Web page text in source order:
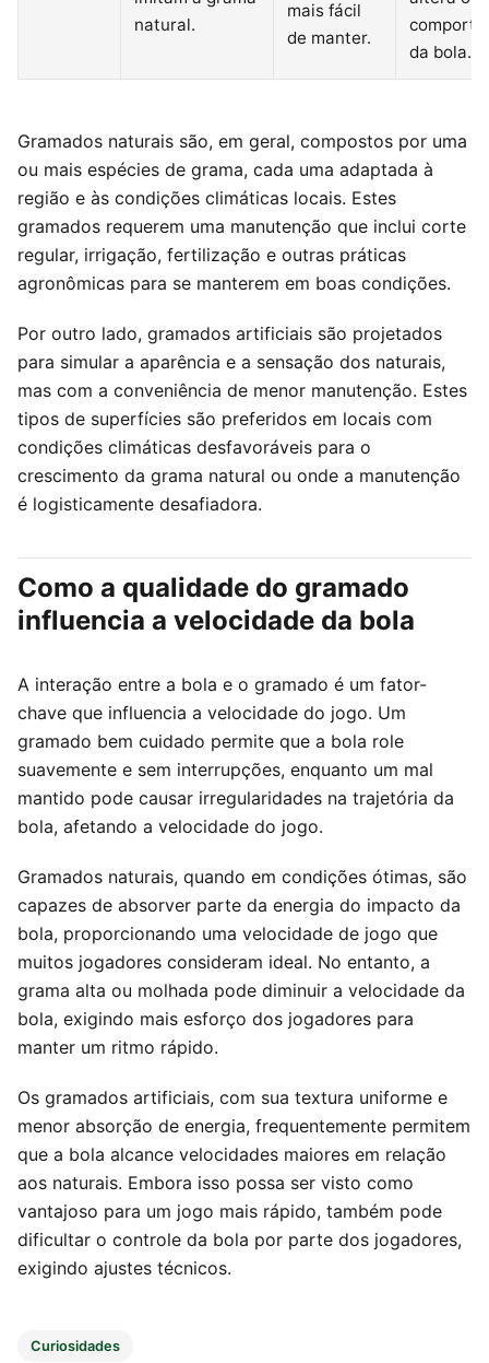
natural.
mais fácil
de manter.
da bola.
Gramados naturais são, em geral, compostos por uma
ou mais espécies de grama, cada uma adaptada à
região e às condições climáticas locais. Estes
gramados requerem uma manutenção que inclui corte
regular, irrigação, fertilização e outras práticas
agronômicas para se manterem em boas condições.
Por outro lado, gramados artificiais são projetados
para simular a aparência e a sensação dos naturais,
mas com a conveniência de menor manutenção. Estes
tipos de superfícies são preferidos em locais com
condições climáticas desfavoráveis para o
crescimento da grama natural ou onde a manutenção
é logisticamente desafiadora.
Como a qualidade do gramado
influencia a velocidade da bola
A interação entre a bola e o gramado é um fator-
chave que influencia a velocidade do jogo. Um
gramado bem cuidado permite que a bola role
suavemente e sem interrupções, enquanto um mal
mantido pode causar irregularidades na trajetória da
bola, afetando a velocidade do jogo.
Gramados naturais, quando em condições ótimas, são
capazes de absorver parte da energia do impacto da
bola, proporcionando uma velocidade de jogo que
muitos jogadores consideram ideal. No entanto, a
grama alta ou molhada pode diminuir a velocidade da
bola, exigindo mais esforço dos jogadores para
manter um ritmo rápido.
Os gramados artificiais, com sua textura uniforme e
menor absorção de energia, frequentemente permitem
que a bola alcance velocidades maiores em relação
aos naturais. Embora isso possa ser visto como
vantajoso para um jogo mais rápido, também pode
dificultar o controle da bola por parte dos jogadores,
exigindo ajustes técnicos.
Curiosidades